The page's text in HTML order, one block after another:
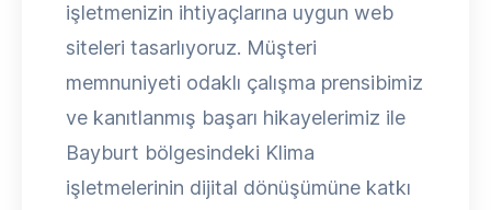
işletmenizin ihtiyaçlarına uygun web
siteleri tasarlıyoruz. Müşteri
memnuniyeti odaklı çalışma prensibimiz
ve kanıtlanmış başarı hikayelerimiz ile
Bayburt bölgesindeki Klima
işletmelerinin dijital dönüşümüne katkı